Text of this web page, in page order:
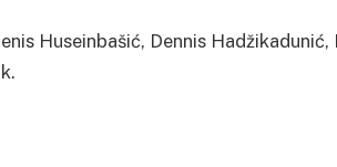
Huseinbašić, Dennis